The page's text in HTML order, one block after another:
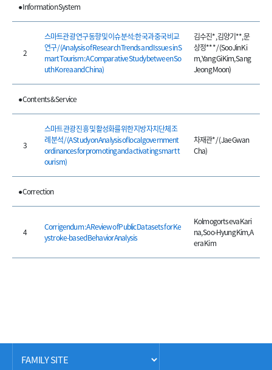
● Information System
2
스마트관광 연구 동향 및 이슈 분석: 한국과 중국 비교
연구 / (Analysis of Research Trends and Issues in S
mart Tourism: A Comparative Study between So
uth Korea and China)
김수진*, 김양기**, 문
상정*** / (Soo Jin Ki
m, Yang Gi Kim, Sang
Jeong Moon)
● Contents & Service
3
스마트 관광 진흥 및 활성화를 위한 지방자치단체 조
례 분석 / (A Study on Analysis of local government
ordinancesfor promoting and activating smart t
ourism)
차재관* / (Jae Gwan
Cha)
● Correction
4
Corrigendum : A Review of Public Datasets for Ke
ystroke-based Behavior Analysis
Kolmogortseva Kari
na, Soo-Hyung Kim, A
era Kim